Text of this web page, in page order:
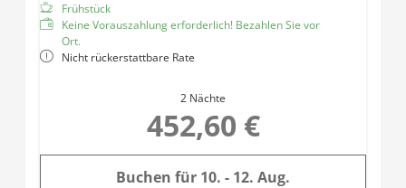
Frühstück
Keine Vorauszahlung erforderlich! Bezahlen Sie vor
Ort.
Nicht rückerstattbare Rate
2 Nächte
452,60 €
Buchen für 10. - 12. Aug.